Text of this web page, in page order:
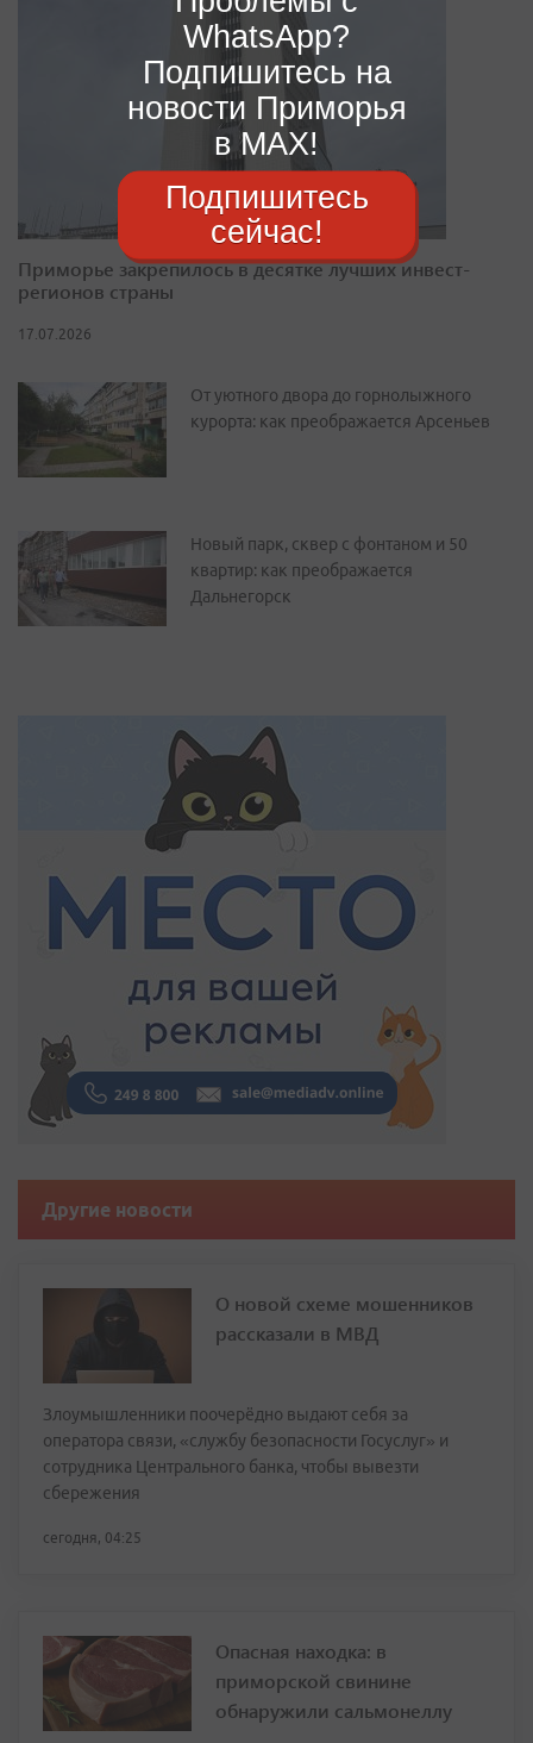
Приморье закрепилось в десятке лучших инвест-
регионов страны
17.07.2026
От уютного двора до горнолыжного
курорта: как преображается Арсеньев
Новый парк, сквер с фонтаном и 50
квартир: как преображается
Дальнегорск
Другие новости
О новой схеме мошенников
рассказали в МВД
Злоумышленники поочерёдно выдают себя за
оператора связи, «службу безопасности Госуслуг» и
сотрудника Центрального банка, чтобы вывезти
сбережения
сегодня, 04:25
Опасная находка: в
приморской свинине
обнаружили сальмонеллу
WhatsApp?
Подпишитесь на
новости Приморья
в MAX!
Подпишитесь
сейчас!